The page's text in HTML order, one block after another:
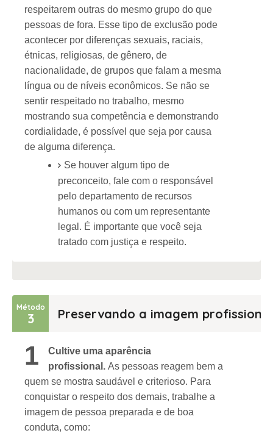
respeitarem outras do mesmo grupo do que
pessoas de fora. Esse tipo de exclusão pode
acontecer por diferenças sexuais, raciais,
étnicas, religiosas, de gênero, de
nacionalidade, de grupos que falam a mesma
língua ou de níveis econômicos. Se não se
sentir respeitado no trabalho, mesmo
mostrando sua competência e demonstrando
cordialidade, é possível que seja por causa
de alguma diferença.
Se houver algum tipo de
preconceito, fale com o responsável
pelo departamento de recursos
humanos ou com um representante
legal. É importante que você seja
tratado com justiça e respeito.
Método
3 Preservando a imagem profissional
1
Cultive uma aparência
profissional. As pessoas reagem bem a
quem se mostra saudável e criterioso. Para
conquistar o respeito dos demais, trabalhe a
imagem de pessoa preparada e de boa
conduta, como: